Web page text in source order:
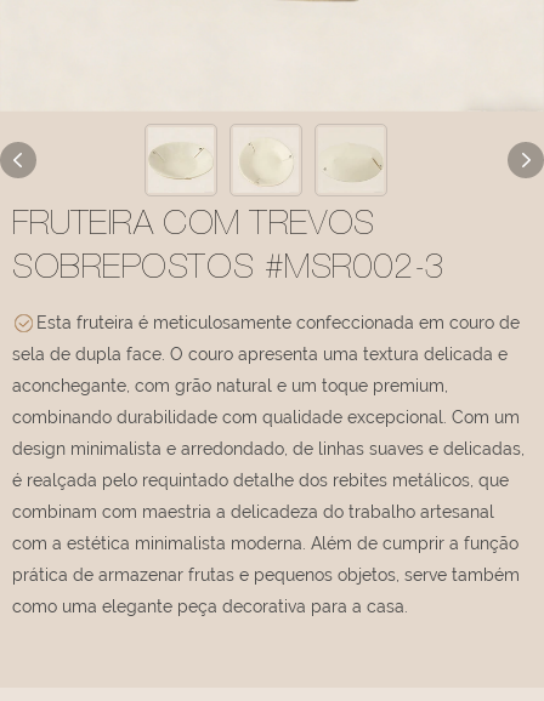
FRUTEIRA COM TREVOS
SOBREPOSTOS #MSR002-3
Esta fruteira é meticulosamente confeccionada em couro de
sela de dupla face. O couro apresenta uma textura delicada e
aconchegante, com grão natural e um toque premium,
combinando durabilidade com qualidade excepcional. Com um
design minimalista e arredondado, de linhas suaves e delicadas,
é realçada pelo requintado detalhe dos rebites metálicos, que
combinam com maestria a delicadeza do trabalho artesanal
com a estética minimalista moderna. Além de cumprir a função
prática de armazenar frutas e pequenos objetos, serve também
como uma elegante peça decorativa para a casa.